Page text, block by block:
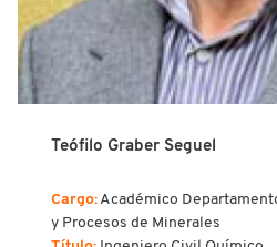
Teófilo Graber Seguel
Cargo: Académico
y Procesos de Minerales